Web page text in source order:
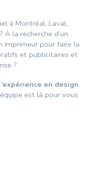
à Montréal, Laval,
À la recherche d’un
imprimeur pour faire la
et publicitaires et
?
en design
est là pour vous